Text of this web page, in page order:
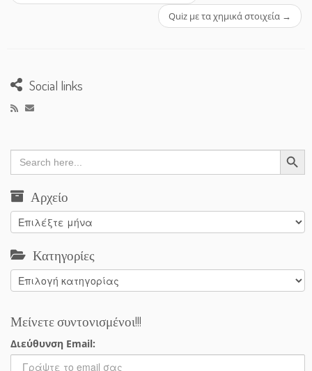
Quiz με τα χημικά στοιχεία →
Social links
Search
for:
Search Button
Αρχείο
Αρχείο
Κατηγορίες
Κατηγορίες
Μείνετε συντονισμένοι!!!
Διεύθυνση Email: